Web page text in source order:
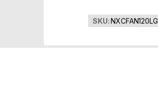
SKU:NXCFAN120LG